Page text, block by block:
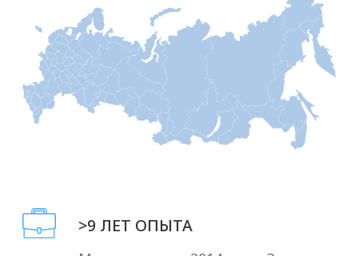
Отзывы клиентов